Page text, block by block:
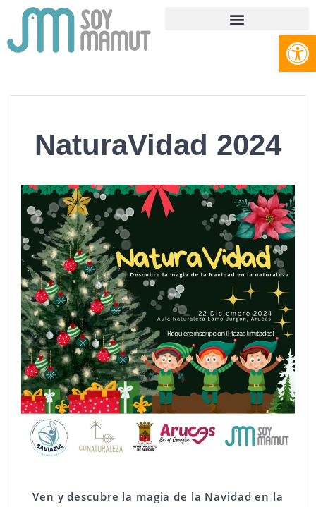
NaturaVidad 2024
Ven y descubre la magia de la Navidad en la